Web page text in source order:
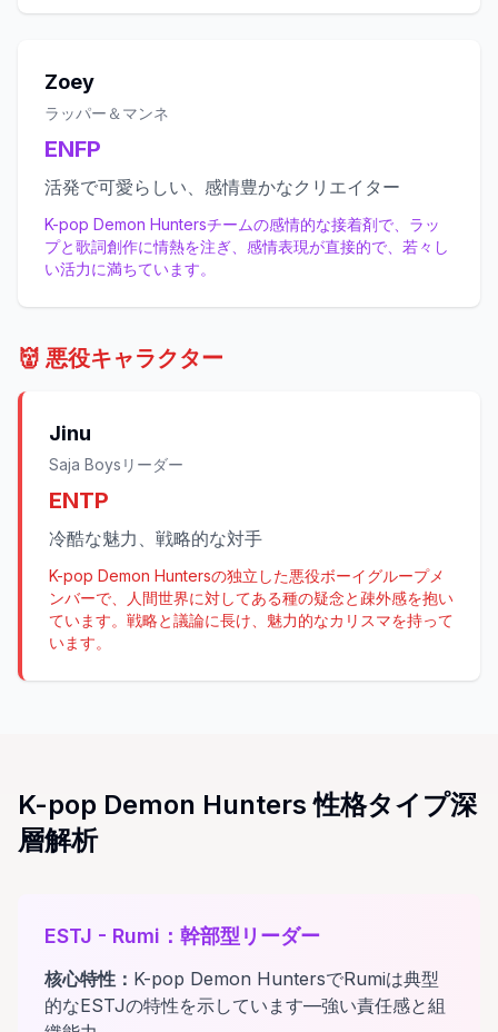
Zoey
ラッパー＆マンネ
ENFP
活発で可愛らしい、感情豊かなクリエイター
K-pop Demon Huntersチームの感情的な接着剤で、ラッ
プと歌詞創作に情熱を注ぎ、感情表現が直接的で、若々し
い活力に満ちています。
👹 悪役キャラクター
Jinu
Saja Boysリーダー
ENTP
冷酷な魅力、戦略的な対手
K-pop Demon Huntersの独立した悪役ボーイグループメ
ンバーで、人間世界に対してある種の疑念と疎外感を抱い
ています。戦略と議論に長け、魅力的なカリスマを持って
います。
K-pop Demon Hunters 性格タイプ深
層解析
ESTJ - Rumi ： 幹部型リーダー
核心特性 ： K-pop Demon HuntersでRumiは典型
的なESTJの特性を示しています—強い責任感と組